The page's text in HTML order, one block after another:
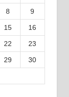
8 9
15 16
22 23
29 30